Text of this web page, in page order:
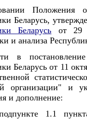
Положения
Беларусь,
Беларусь от 29
и анализа
в
Беларусь от 11
организации" и
и дополнение:
1.1